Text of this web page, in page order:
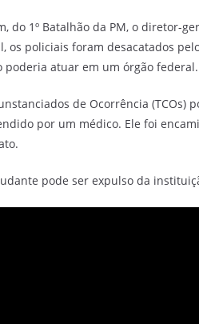
do 1º Batalhão da PM, o diretor-
os policiais foram desacatados
poderia atuar em um órgão federal.
de Ocorrência (TCOs)
por um médico. Ele foi
pode ser expulso da